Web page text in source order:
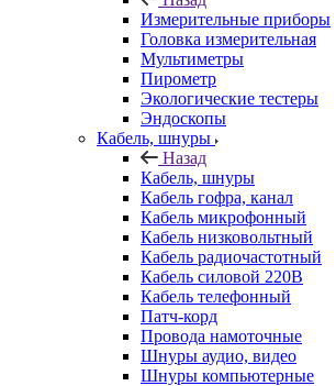
Измерительные приборы
Головка измерительная
Мультиметры
Пирометр
Экологические тестеры
Эндоскопы
Кабель, шнуры
Назад
Кабель, шнуры
Кабель гофра, канал
Кабель микрофонный
Кабель низковольтный
Кабель радиочастотный
Кабель силовой 220В
Кабель телефонный
Патч-корд
Провода намоточные
Шнуры аудио, видео
Шнуры компьютерные